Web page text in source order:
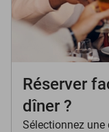
Réserver
dîner ?
Sélectionnez une